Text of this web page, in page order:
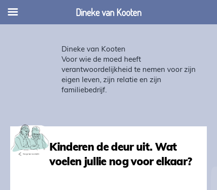
Dineke van Kooten
Voor wie de moed heeft
verantwoordelijkheid te nemen voor zijn
eigen leven, zijn relatie en zijn
familiebedrijf.
Kinderen de deur uit. Wat
voelen jullie nog voor elkaar?
Dineke van Kooten